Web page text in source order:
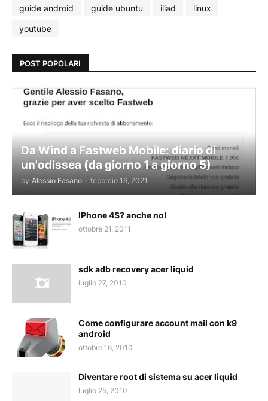
guide android
guide ubuntu iliad
linux
youtube
POST POPOLARI
Da Wind a Fastweb Mobile: diario di
un'odissea (da giorno 1 a giorno 5)
by Alessio Fasano - febbraio 16, 2021
IPhone 4S? anche no!
ottobre 21, 2011
sdk adb recovery acer liquid
luglio 27, 2010
Come configurare account mail con k9
android
ottobre 16, 2010
Diventare root di sistema su acer liquid
luglio 25, 2010